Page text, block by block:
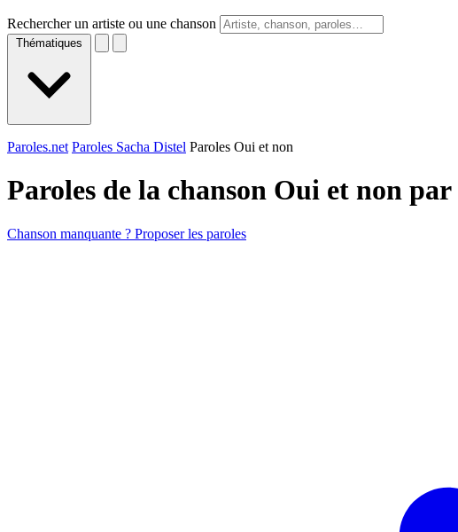
Rechercher un artiste ou une chanson
Thématiques
Paroles.net Paroles Sacha Distel Paroles Oui et non
Paroles de la chanson Oui et non par
Chanson manquante ? Proposer les paroles